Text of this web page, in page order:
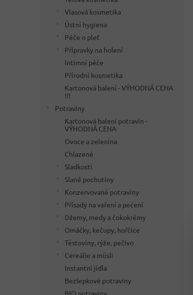
Vlasová kosmetika
Ústní hygiena
Péče o pleť
Přípravky na holení
Intimní péče
Přírodní kosmetika
Kartonová balení - VÝHODNÁ CENA
!!!
Potraviny
Kartonová balení potravin -
VÝHODNÁ CENA
Ovoce a zelenina
Chlazené
Sladkosti
Slané pochutiny
Konzervované potraviny
Přísady na vaření a pečení
Džemy, medy a čokokrémy
Omáčky, kečupy, hořčice
Těstoviny, rýže, pečivo
Cereálie a müsli
Instantní jídla
Bezlepkové potraviny
BIO potraviny